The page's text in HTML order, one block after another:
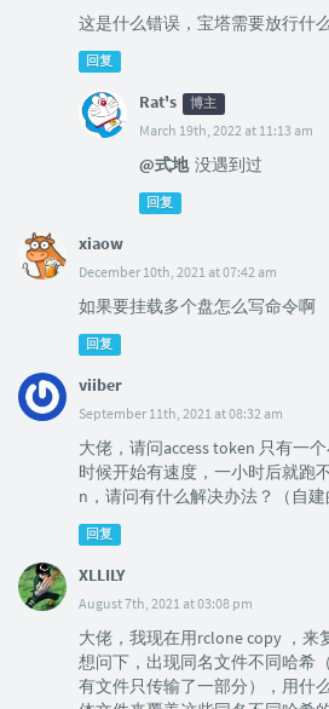
这是什么错误，宝塔需要放行什
回复
Rat's 博主
March 19th, 2022 at 11:13 am
@式地 没遇到过
回复
xiaow
December 10th, 2021 at 07:42 am
如果要挂载多个盘怎么写命令啊
回复
viiber
September 11th, 2021 at 08:32 am
大佬，请问access token 只有一
时候开始有速度，一小时后就跑
n，请问有什么解决办法？（自建
回复
XLLILY
August 7th, 2021 at 03:08 pm
大佬，我现在用rclone copy ，来
想问下，出现同名文件不同哈希
有文件只传输了一部分），用什